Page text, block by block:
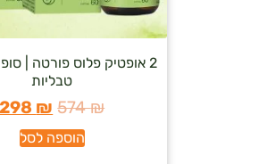
טבליות
574₪
298 ₪
הוספה לסל